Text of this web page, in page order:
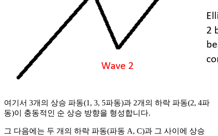
여기서 3개의 상승 파동(1, 3, 5파동)과 2개의 하락 파동(2, 4파
동)이 충동적인 순 상승 방향을 형성합니다.
그 다음에는 두 개의 하락 파동(파동 A, C)과 그 사이에 상승